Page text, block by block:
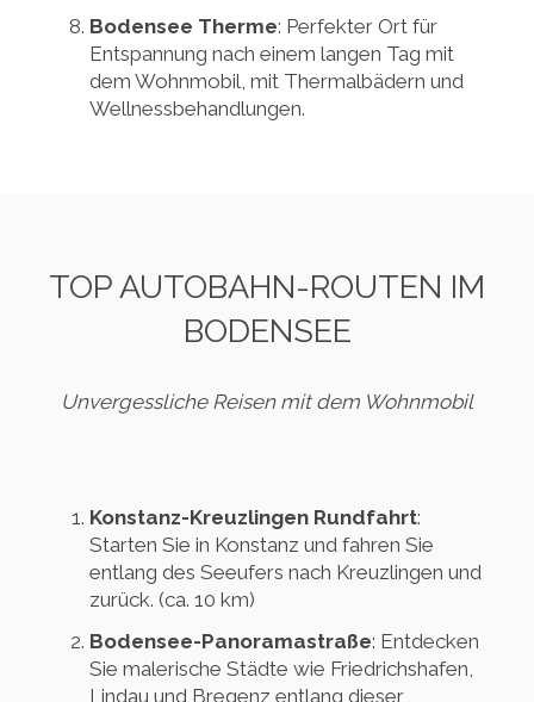
Bodensee Therme: Perfekter Ort für
Entspannung nach einem langen Tag mit
dem Wohnmobil, mit Thermalbädern und
Wellnessbehandlungen.
TOP AUTOBAHN-ROUTEN IM
BODENSEE
Unvergessliche Reisen mit dem Wohnmobil
Konstanz-Kreuzlingen Rundfahrt:
Starten Sie in Konstanz und fahren Sie
entlang des Seeufers nach Kreuzlingen und
zurück. (ca. 10 km)
Bodensee-Panoramastraße: Entdecken
Sie malerische Städte wie Friedrichshafen,
Lindau und Bregenz entlang dieser